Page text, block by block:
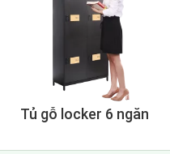
Tủ gỗ locker 6 ngăn